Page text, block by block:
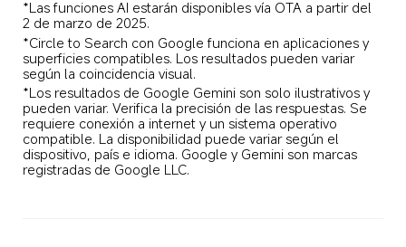
*Las funciones AI estarán disponibles vía OTA a partir del
2 de marzo de 2025.
*Circle to Search con Google funciona en aplicaciones y
superficies compatibles. Los resultados pueden variar
según la coincidencia visual.
*Los resultados de Google Gemini son solo ilustrativos y
pueden variar. Verifica la precisión de las respuestas. Se
requiere conexión a internet y un sistema operativo
compatible. La disponibilidad puede variar según el
dispositivo, país e idioma. Google y Gemini son marcas
registradas de Google LLC.